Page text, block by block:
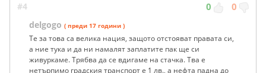
#4 0 0
delgogo ( преди 17 години )
Те за това са велика нация, защото отстояват правата си,
а ние тука и да ни намалят заплатите пак ще си
живуркаме. Трябва да се вдигаме на стачка. Тва е
нетърпимо градския транспорт е 1 лв., а нефта падна до